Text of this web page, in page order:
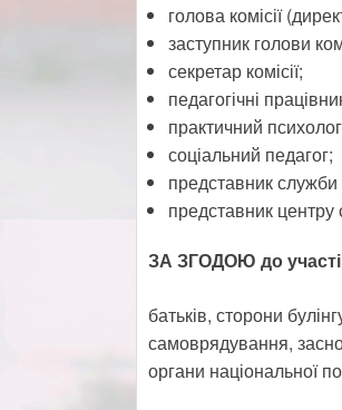
голова комісії
заступник голови
секретар комісії;
педагогічні
практичний
соціальний педагог;
представник служби
представник центру
ЗА ЗГОДОЮ до участі
батьків, сторони
самоврядування,
органи національної